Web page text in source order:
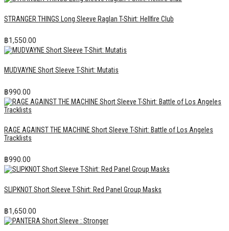
STRANGER THINGS Long Sleeve Raglan T-Shirt: Hellfire Club
฿1,550.00
MUDVAYNE Short Sleeve T-Shirt: Mutatis
฿990.00
RAGE AGAINST THE MACHINE Short Sleeve T-Shirt: Battle of Los Angeles
Tracklists
฿990.00
SLIPKNOT Short Sleeve T-Shirt: Red Panel Group Masks
฿1,650.00